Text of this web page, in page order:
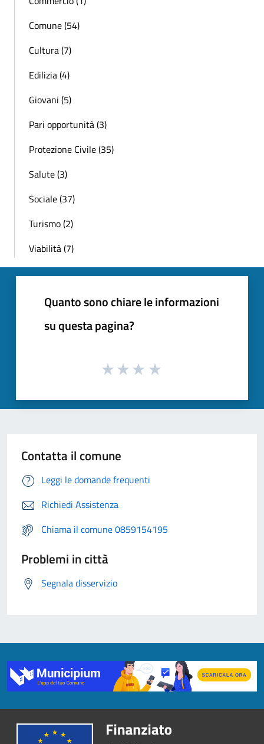
Comune (54)
Cultura (7)
Edilizia (4)
Giovani (5)
Pari opportunità (3)
Protezione Civile (35)
Salute (3)
Sociale (37)
Turismo (2)
Viabilità (7)
Quanto sono chiare le informazioni
su questa pagina?
Contatta il comune
Leggi le domande frequenti
Richiedi Assistenza
Chiama il comune 0859154195
Problemi in città
Segnala disservizio